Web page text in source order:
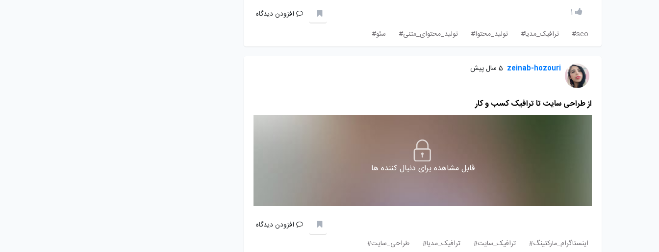
1
افزودن دیدگاه
seo#
ترافیک_مدیا# تولید_محتوا# تولید_محتوای_متنی# سئو#
zeinab-hozouri 5 سال پیش
از طراحی سایت تا ترافیک کسب و کار
قابل مشاهده برای دنبال کننده ها
افزودن دیدگاه
اینستاگرام_مارکتینگ#
ترافیک_سایت# ترافیک_مدیا# طراحی_سایت#